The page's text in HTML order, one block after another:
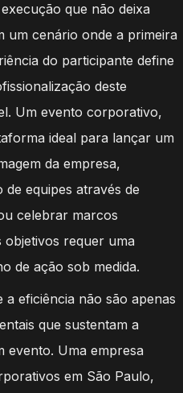
que não deixa
um cenário onde a primeira
do participante define
deste
Um evento corporativo,
ideal para lançar um
da empresa,
equipes através de
celebrar marcos
objetivos requer uma
de ação sob medida.
eficiência não são apenas
que sustentam a
evento. Uma empresa
em São Paulo,